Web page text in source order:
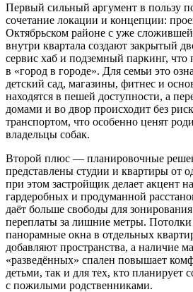
Первый сильный аргумент в пользу
сочетание локации и концепции:
Октябрьском районе с уже
внутри квартала создают закрытый
сервис хаб и подземный паркинг, что
в «город в городе». Для семьи это
детский сад, магазины, фитнес и
находятся в пешей доступности, а
домами и во двор происходит без
транспортом, что особенно ценят
владельцы собак.
Второй плюс — планировочные
представлены студии и квартиры от
при этом застройщик делает акцент
гардеробных и продуманной
даёт больше свободы для
переплаты за лишние метры.
панорамные окна в отдельных
добавляют пространства, а наличие
«разведённых» спален повышает
детьми, так и для тех, кто планирует
с пожилыми родственниками.